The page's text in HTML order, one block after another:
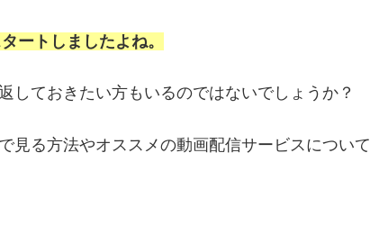
ートしましたよね。
しておきたい方もいるのではないでしょうか？
見る方法やオススメの動画配信サービスについて